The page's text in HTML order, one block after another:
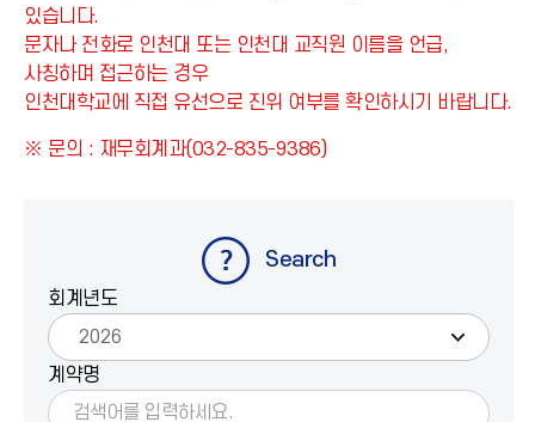
있습니다.
문자나 전화로 인천대 또는 인천대 교직원 이름을 언급,
사칭하며 접근하는 경우
인천대학교에 직접 유선으로 진위 여부를 확인하시기 바랍니다.
※ 문의 : 재무회계과(032-835-9386)
Search
회계년도
계약명